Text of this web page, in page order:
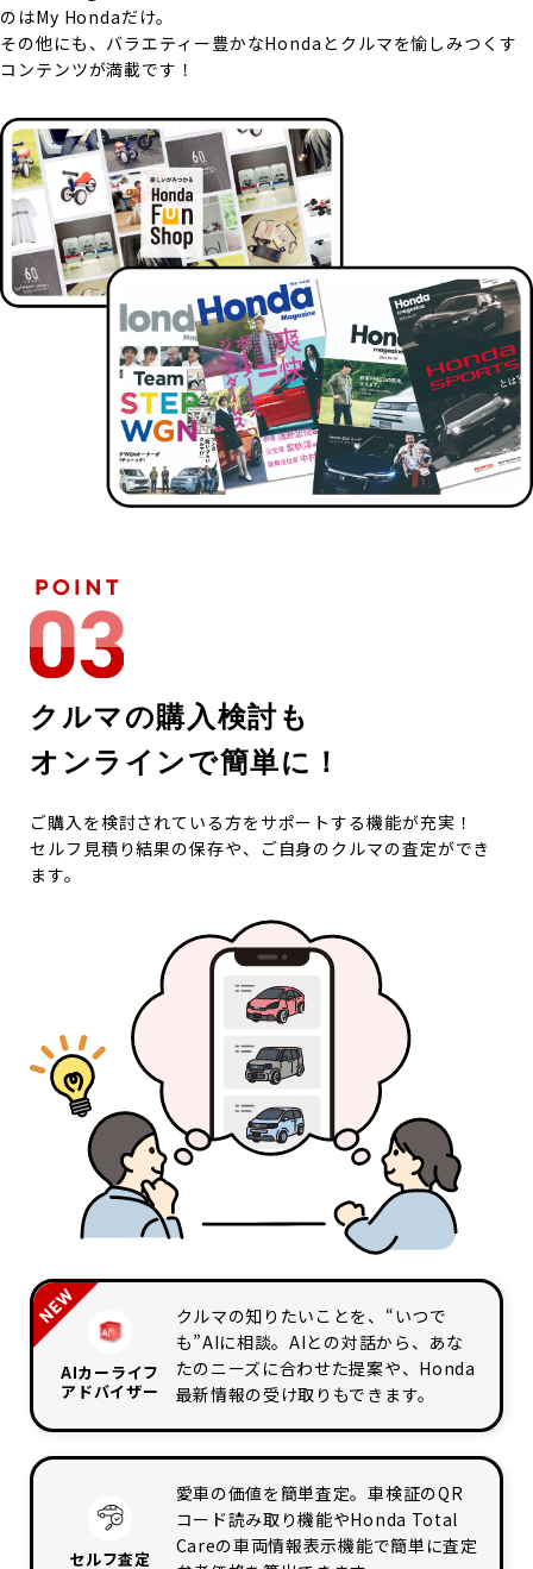
のはMy Hondaだけ。
その他にも、バラエティー豊かなHondaとクルマを愉しみつくす
コンテンツが満載です！
クルマの購入検討も
オンラインで簡単に！
ご購入を検討されている方をサポートする機能が充実！
セルフ見積り結果の保存や、ご自身のクルマの査定ができ
ます。
AIカーライフ
アドバイザー
クルマの知りたいことを、“いつで
も”AIに相談。AIとの対話から、あな
たのニーズに合わせた提案や、Honda
最新情報の受け取りもできます。
セルフ査定
愛車の価値を簡単査定。車検証のQR
コード読み取り機能やHonda Total
Careの車両情報表示機能で簡単に査定